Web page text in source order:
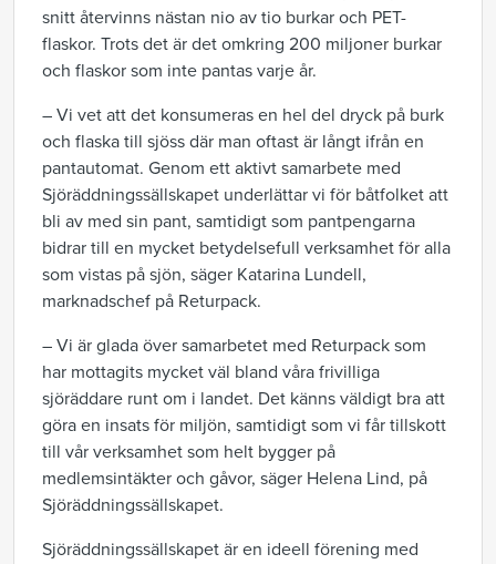
snitt återvinns nästan nio av tio burkar och PET-
flaskor. Trots det är det omkring 200 miljoner burkar
och flaskor som inte pantas varje år.
– Vi vet att det konsumeras en hel del dryck på burk
och flaska till sjöss där man oftast är långt ifrån en
pantautomat. Genom ett aktivt samarbete med
Sjöräddningssällskapet underlättar vi för båtfolket att
bli av med sin pant, samtidigt som pantpengarna
bidrar till en mycket betydelsefull verksamhet för alla
som vistas på sjön, säger Katarina Lundell,
marknadschef på Returpack.
– Vi är glada över samarbetet med Returpack som
har mottagits mycket väl bland våra frivilliga
sjöräddare runt om i landet. Det känns väldigt bra att
göra en insats för miljön, samtidigt som vi får tillskott
till vår verksamhet som helt bygger på
medlemsintäkter och gåvor, säger Helena Lind, på
Sjöräddningssällskapet.
Sjöräddningssällskapet är en ideell förening med